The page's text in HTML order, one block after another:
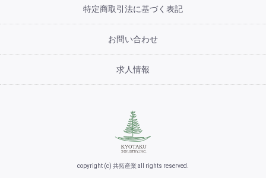
特定商取引法に基づく表記
お問い合わせ
求人情報
copyright (c) 共拓産業 all rights reserved.